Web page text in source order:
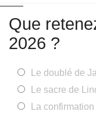
Grodzisk
Mathys Erhard
WTA - Toronto
moment
ATP - Montréal
Que
2026 ?
Le doublé de
Le sacre de
La